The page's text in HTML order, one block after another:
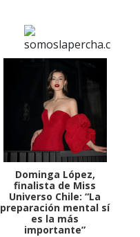
Dominga López,
finalista de Miss
Universo Chile: “La
preparación mental sí
es la más
importante”